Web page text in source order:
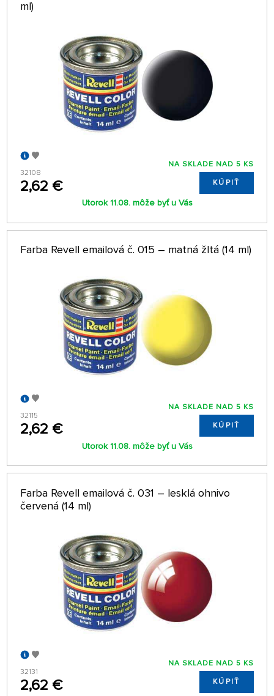
ml)
32108
2,62 €
NA SKLADE NAD 5 KS
KÚPIŤ
Utorok 11.08. môže byť u Vás
Farba Revell emailová č. 015 – matná žltá (14 ml)
32115
2,62 €
NA SKLADE NAD 5 KS
KÚPIŤ
Utorok 11.08. môže byť u Vás
Farba Revell emailová č. 031 – lesklá ohnivo
červená (14 ml)
32131
2,62 €
NA SKLADE NAD 5 KS
KÚPIŤ